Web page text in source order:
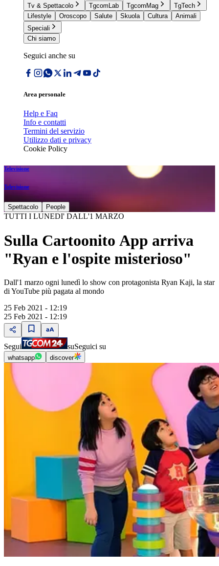
Tv & Spettacolo
TgcomLab TgcomMag
TgTech
Lifestyle
Oroscopo Salute Skuola Cultura
Animali
Speciali
Chi siamo
Seguici anche su
Area personale
Help e Faq
Info e contatti
Termini del servizio
Utilizzo dati e privacy
Cookie Policy
Televisione
Televisione
Spettacolo People
TUTTI I LUNEDI' DALL'1 MARZO
Sulla Cartoonito App arriva
"Ryan e l'ospite misterioso"
Dall'1 marzo ogni lunedì lo show con protagonista Ryan Kaji, la star
di YouTube più pagata al mondo
25 Feb 2021 - 12:19
25 Feb 2021 - 12:19
Segui suSeguici su
whatsapp discover